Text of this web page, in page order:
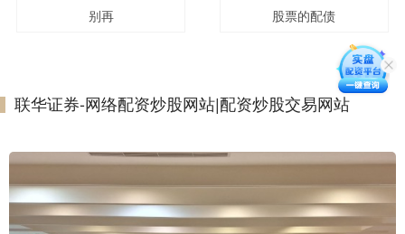
别再 股票的配债
联华证券-网络配资炒股网站|配资炒股交易网站